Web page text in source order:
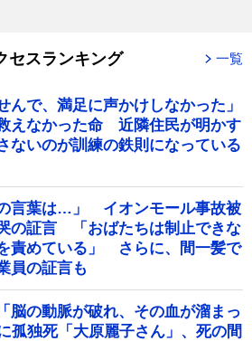
セスランキング 一覧
んで、満足に声かけしなかった」
えなかった命 近隣住民が明かす
ないのが訓練の鉄則になっている
の言葉は…」 イオンモール事故被
の証言 「おばたちは制止できな
責めている」 さらに、間一髪で
員の証言も
脳の動脈が破れ、その血が溜まっ
独死「大原麗子さん」、死の間